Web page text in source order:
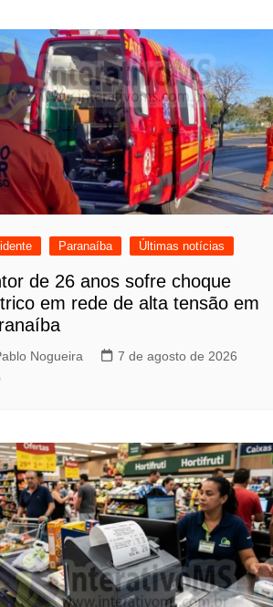
Paranaíba Últimas notícias
de 26 anos sofre choque
em rede de alta tensão em
Nogueira
7 de agosto de 2026